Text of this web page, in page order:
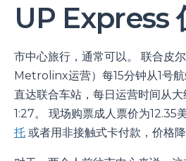
UP Express
市中心旅行，通常可以。 联合皮
Metrolinx运营）每15分钟从1号
直达联合车站，每日运营时间从
1:27。 现场购票成人票价为12.35
托 或者用非接触式卡付款，价格降